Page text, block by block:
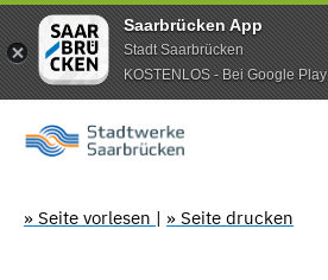
Saarbrücken App
Stadt Saarbrücken
KOSTENLOS - Bei Google Play
» Seite vorlesen | » Seite drucken